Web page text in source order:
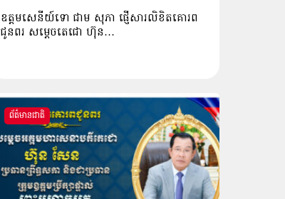
ឧត្តមសេនីយ៍ទោ ជាម សុភា ផ្ញើសារលិខិតគោរព
ជូនពរ សម្ដេចតេជោ ហ៊ុន…
ព័ត៌មានជាតិ